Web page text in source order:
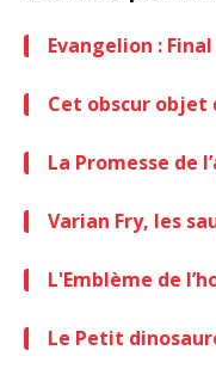
Evangelion : Final
Cet obscur objet
La Promesse de
Varian Fry, les
L'Emblème de
Le Petit